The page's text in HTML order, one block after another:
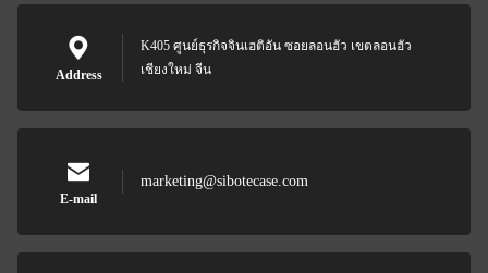
Address
K405 ศูนย์ธุรกิจจินเฮติอัน ซอยลอนฮัว เขตลอนฮัว
เชียงใหม่ จีน
E-mail
marketing@sibotecase.com